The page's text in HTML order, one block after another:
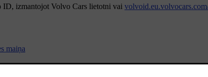
ID, izmantojot Volvo Cars lietotni vai
maiņa